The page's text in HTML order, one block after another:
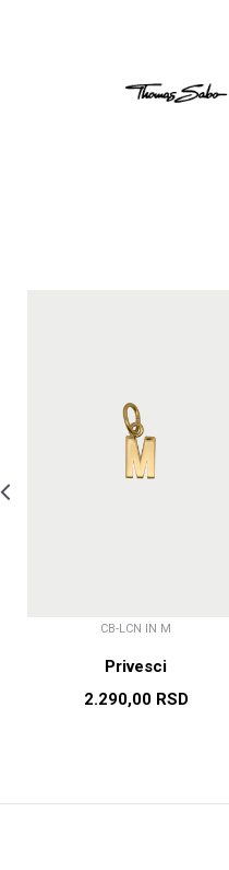
CB-LCN IN M
Privesci
2.290,00 RSD